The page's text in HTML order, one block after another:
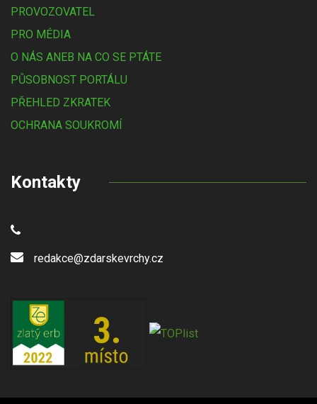
PROVOZOVATEL
PRO MÉDIA
O NÁS ANEB NA CO SE PTÁTE
PŮSOBNOST PORTÁLU
PŘEHLED ZKRATEK
OCHRANA SOUKROMÍ
Kontakty
redakce@zdarskevrchy.cz